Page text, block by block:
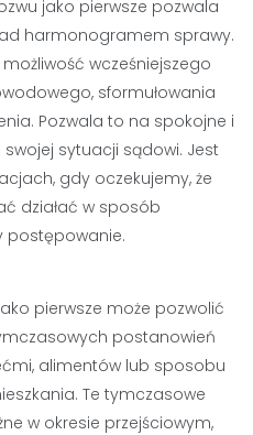
jako pierwsze pozwala
harmonogramem sprawy.
wcześniejszego
sformułowania
Pozwala to na spokojne i
sytuacji sądowi. Jest
gdy oczekujemy, że
działać w sposób
postępowanie.
pierwsze może pozwolić
postanowień
alimentów lub sposobu
Te tymczasowe
w okresie przejściowym,